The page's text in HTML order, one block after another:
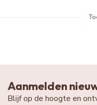
Aanmelden
Blijf op de hoogte en